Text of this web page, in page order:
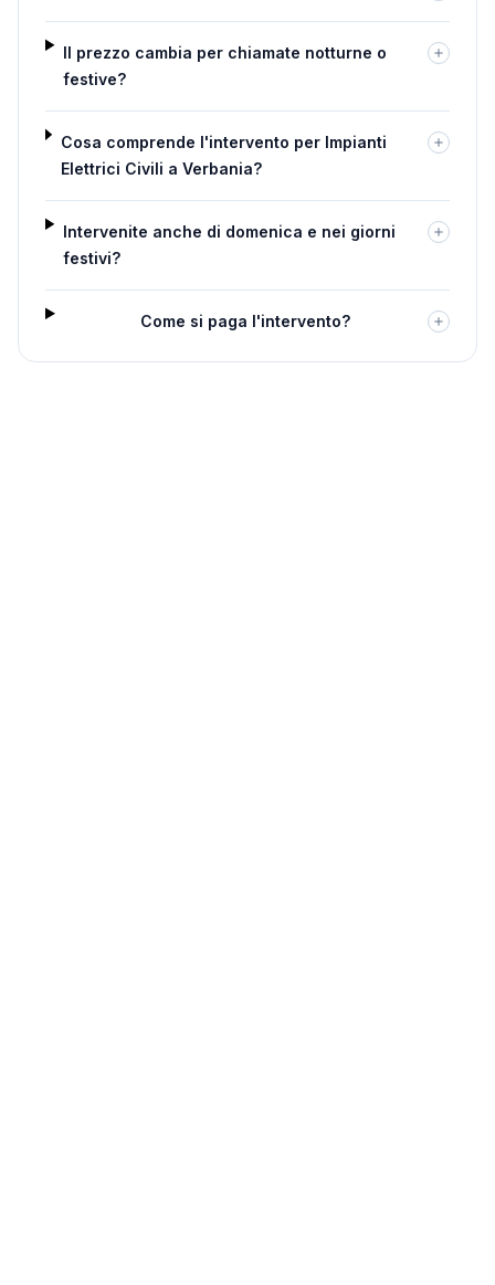
Il prezzo cambia per chiamate notturne o
festive?
Cosa comprende l'intervento per Impianti
Elettrici Civili a Verbania?
Intervenite anche di domenica e nei giorni
festivi?
Come si paga l'intervento?